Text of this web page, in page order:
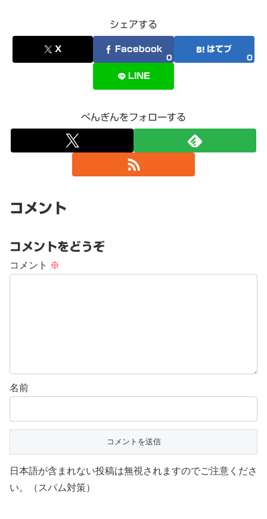
シェアする
X Facebook
0
はてブ
0
LINE
ぺんぎんをフォローする
コメント
コメントをどうぞ
コメント ※
名前
日本語が含まれない投稿は無視されますのでご注意くださ
い。（スパム対策）